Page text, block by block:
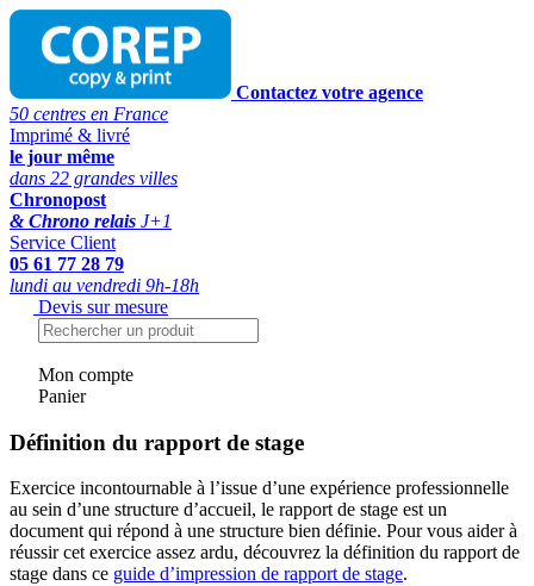
Contactez votre agence
50 centres en France
Imprimé & livré
le jour même
dans 22 grandes villes
Chronopost
& Chrono relais J+1
Service Client
05 61 77 28 79
lundi au vendredi 9h-18h
Devis sur mesure
Mon compte
Panier
Définition du rapport de stage
Exercice incontournable à l’issue d’une expérience professionnelle
au sein d’une structure d’accueil, le rapport de stage est un
document qui répond à une structure bien définie. Pour vous aider à
réussir cet exercice assez ardu, découvrez la définition du rapport de
stage dans ce guide d’impression de rapport de stage.